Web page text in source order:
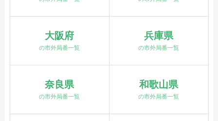
大阪府
の市外局番一覧
兵庫県
の市外局番一覧
奈良県
の市外局番一覧
和歌山県
の市外局番一覧